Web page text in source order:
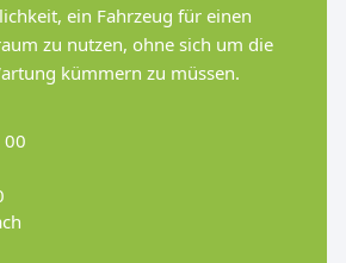
ein Fahrzeug für einen
zu nutzen, ohne sich um die
kümmern zu müssen.